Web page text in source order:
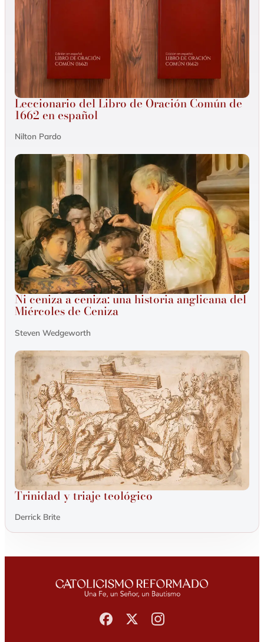
Leccionario del Libro de Oración Común de
1662 en español
Nilton Pardo
Ni ceniza a ceniza: una historia anglicana del
Miércoles de Ceniza
Steven Wedgeworth
Trinidad y triaje teológico
Derrick Brite